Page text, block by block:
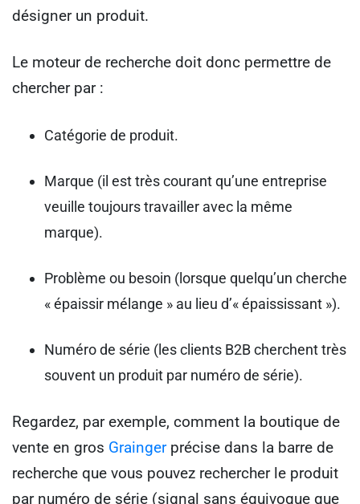
désigner un produit.
Le moteur de recherche doit donc permettre de
chercher par :
Catégorie de produit.
Marque (il est très courant qu’une entreprise
veuille toujours travailler avec la même
marque).
Problème ou besoin (lorsque quelqu’un cherche
« épaissir mélange » au lieu d’« épaississant »).
Numéro de série (les clients B2B cherchent très
souvent un produit par numéro de série).
Regardez, par exemple, comment la boutique de
vente en gros Graingerprécise dans la barre de
recherche que vous pouvez rechercher le produit
par numéro de série (signal sans équivoque que